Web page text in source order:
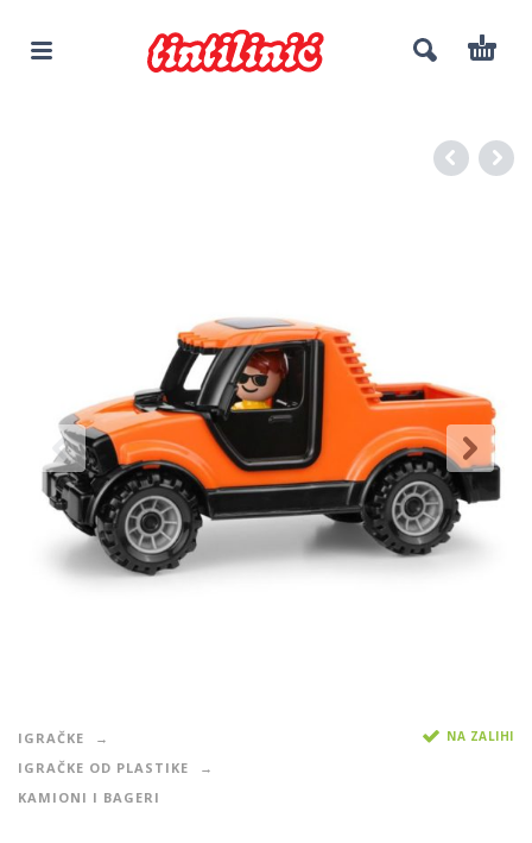
IGRAČKE
IGRAČKE OD PLASTIKE
KAMIONI I BAGERI
NA ZALIHI